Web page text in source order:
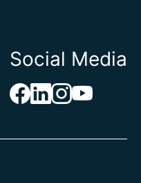
Social Media